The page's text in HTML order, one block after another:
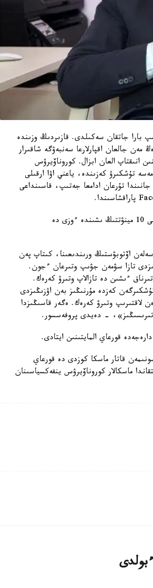
بارا جاتقان سەكىلدى. قازىردىڭ وزىندە
جالعان اقپارلارعا سەنبەۋگە شاقىرار
انىقتاپ العان ابزال. كوروناۆيرۋس
تۇشكىرۋ كەزىندە، ياعني اۋا ارقىلى
تۇرعان ادامعا جەتىپ، قاسىنداعى
ونىڭ ايتۋىنشا، ۆيرۋسى بار ادامنان 2 مەتر عانا قاشىقتىقتا تۇرعان كىسى 10 مينۋتتىڭ ىشىندە ءوزى دە
اۆتوبۋستىڭ ورىندىعىنا، كىتاپ پەن
تازا سۋمەن جۋىپ وتىرعان ءجون.
ءىشىن دە تازالاپ وتىرۋ كەرەك.
تۇشكىرگەن كەزدە مۇرنىڭىز بەن اۋزىڭىزدى
لاقتىرىپ وتىرۋ كەرەك. ەگەر قاسىڭىزدا
تىرىسىڭىز»، - دەيدى پروفەسسور.
قورعاي المايتىنىن ايتادى.
قاتار ماسكا كوزدى دە قورعاي
ماسكالار كوروناۆيرۋس ينفەكسياسىنان